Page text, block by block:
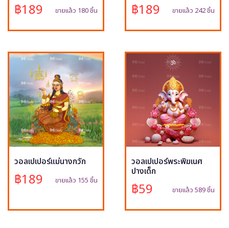
฿189 ขายแล้ว 180 ชิ้น ฿189 ขายแล้ว 242 ชิ้น
วอลเปเปอร์แม่นางกวัก
฿189 ขายแล้ว 155 ชิ้น
วอลเปเปอร์พระพิฆเนศ
ปางเด็ก
฿59 ขายแล้ว 589 ชิ้น